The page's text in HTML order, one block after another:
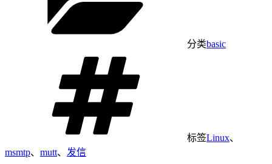
分类basic
标签Linux、
msmtp、 mutt、 发信